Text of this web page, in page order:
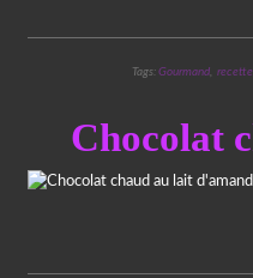
Tags: Gourmand, recette
Chocolat